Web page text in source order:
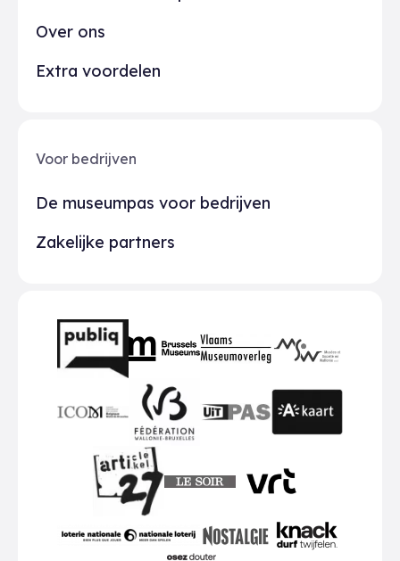
Over ons
Extra voordelen
Voor bedrijven
De museumpas voor bedrijven
Zakelijke partners
Partners
FWB
Art 27
Nostalgie